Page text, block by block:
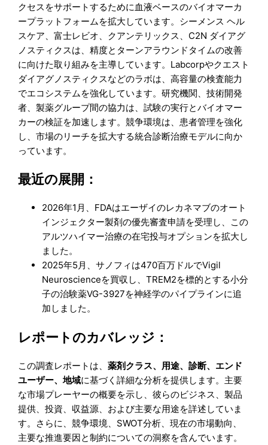
クセスをサポートするために血液ベースのバイオマーカ
ープラットフォームを拡大しています。シーメンス ヘル
スケア、富士レビオ、クアンテリックス、C2N ダイアグ
ノスティクスは、精度とターンアラウンドタイムの改善
に向けた取り組みを主導しています。Labcorpやクエスト
ダイアグノスティクスなどのラボは、高容量の検査能力
でエコシステムを強化しています。研究機関、技術開発
者、製薬グループ間の協力は、試験の実行とバイオマー
カーの検証を加速します。競争環境は、患者管理を強化
し、市場のリーチを拡大する統合診断治療モデルに向か
っています。
最近の展開：
2026年1月、FDAはエーザイのレカネマブのオート
インジェクター製剤の優先審査申請を受理し、この
アルツハイマー治療の在宅投与オプションを拡大し
ました。
2025年5月、サノフィは470百万ドルでVigil
Neuroscienceを買収し、TREM2を標的とする小分
子の治験薬VG-3927を神経学のパイプラインに追
加しました。
レポートのカバレッジ：
この調査レポートは、薬剤クラス、用途、診断、エンド
ユーザー、地域に基づく詳細な分析を提供します。主要
な市場プレーヤーの概要を示し、彼らのビジネス、製品
提供、投資、収益源、および主要な用途を詳述していま
す。さらに、競争環境、SWOT分析、現在の市場動向、
主要な推進要因と制約についての洞察を含んでいます。